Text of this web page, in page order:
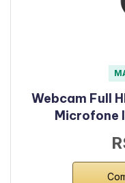
Webcam Full
Microfone